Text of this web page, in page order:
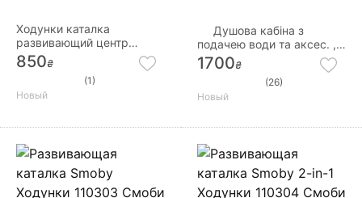
Ходунки каталка
развивающий центр
Музыкальные шаги
850₴
(1)
Новый
Душова кабiна з
подачею води та аксес. ,
47хЗ0х31 см, 3 220382
1700₴
(26)
Новый